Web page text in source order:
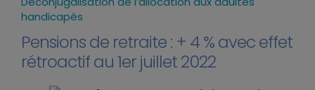
handicapés
Pensions de retraite : + 4 % avec effet
rétroactif au 1er juillet 2022